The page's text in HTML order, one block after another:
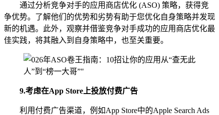
通过分析竞争对手的应用商店优化 (ASO) 策略，获得竞
争优势。了解他们的优势和劣势有助于您优化自身策略并发现
新的机遇。此外，观察并借鉴竞争对手成功的应用商店优化最
佳实践，将其融入到自身策略中，也至关重要。
9.考虑在App Store上投放付费广告
利用付费广告渠道，例如App Store中的Apple Search Ads